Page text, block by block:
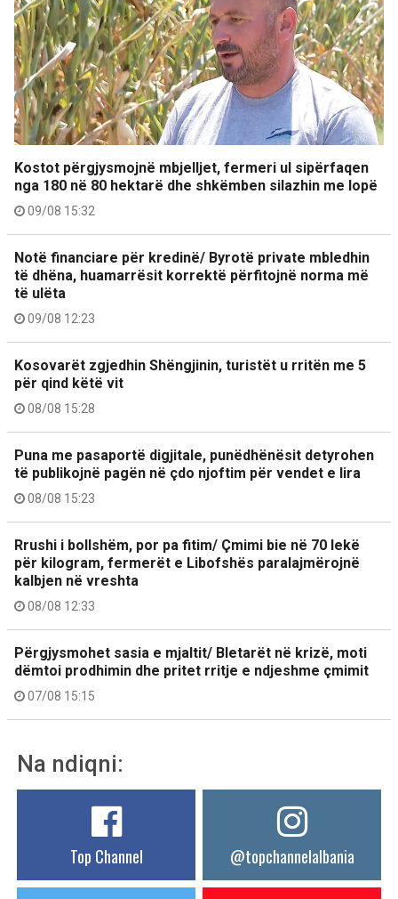
Kostot përgjysmojnë mbjelljet, fermeri ul sipërfaqen
nga 180 në 80 hektarë dhe shkëmben silazhin me lopë
09/08 15:32
Notë financiare për kredinë/ Byrotë private mbledhin
të dhëna, huamarrësit korrektë përfitojnë norma më
të ulëta
09/08 12:23
Kosovarët zgjedhin Shëngjinin, turistët u rritën me 5
për qind këtë vit
08/08 15:28
Puna me pasaportë digjitale, punëdhënësit detyrohen
të publikojnë pagën në çdo njoftim për vendet e lira
08/08 15:23
Rrushi i bollshëm, por pa fitim/ Çmimi bie në 70 lekë
për kilogram, fermerët e Libofshës paralajmërojnë
kalbjen në vreshta
08/08 12:33
Përgjysmohet sasia e mjaltit/ Bletarët në krizë, moti
dëmtoi prodhimin dhe pritet rritje e ndjeshme çmimit
07/08 15:15
Na ndiqni:
Top Channel @topchannelalbania